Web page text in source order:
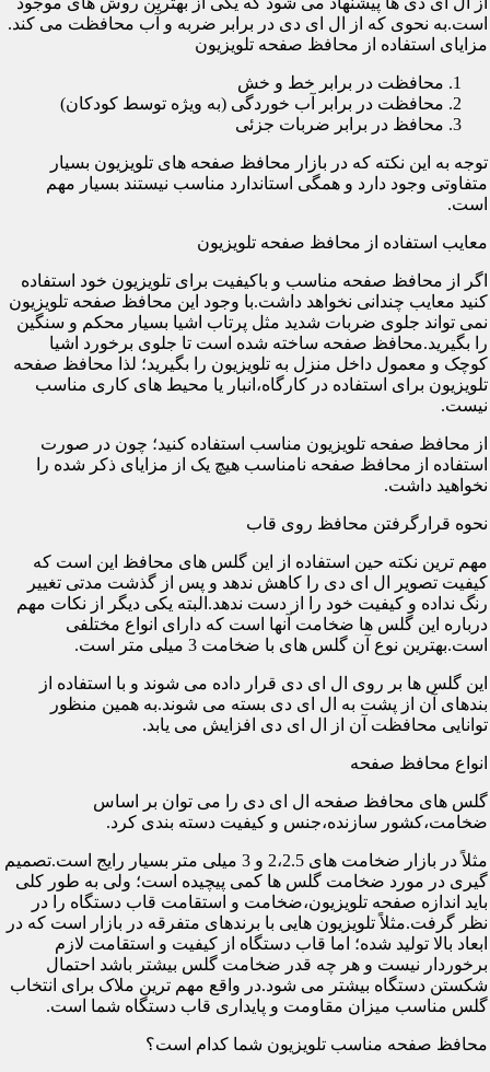
است.به نحوی که از ال ای دی در برابر ضربه و آب محافظت می کند.
مزایای استفاده از محافظ صفحه تلویزیون
محافظت در برابر خط و خش
محافظت در برابر آب خوردگی (به ویژه توسط کودکان)
محافظ در برابر ضربات جزئی
توجه به این نکته که در بازار محافظ صفحه های تلویزیون بسیار
متفاوتی وجود دارد و همگی استاندارد مناسب نیستند بسیار مهم
است.
معایب استفاده از محافظ صفحه تلویزیون
اگر از محافظ صفحه مناسب و باکیفیت برای تلویزیون خود استفاده
کنید معایب چندانی نخواهد داشت.با وجود این محافظ صفحه تلویزیون
نمی تواند جلوی ضربات شدید مثل پرتاب اشیا بسیار محکم و سنگین
را بگیرید.محافظ صفحه ساخته شده است تا جلوی برخورد اشیا
کوچک و معمول داخل منزل به تلویزیون را بگیرید؛ لذا محافظ صفحه
تلویزیون برای استفاده در کارگاه،انبار یا محیط های کاری مناسب
نیست.
از محافظ صفحه تلویزیون مناسب استفاده کنید؛ چون در صورت
استفاده از محافظ صفحه نامناسب هیچ یک از مزایای ذکر شده را
نخواهید داشت.
نحوه قرارگرفتن محافظ روی قاب
مهم ترین نکته حین استفاده از این گلس های محافظ این است که
کیفیت تصویر ال ای دی را کاهش ندهد و پس از گذشت مدتی تغییر
رنگ نداده و کیفیت خود را از دست ندهد.البته یکی دیگر از نکات مهم
درباره این گلس ها ضخامت آنها است که دارای انواع مختلفی
است.بهترین نوع آن گلس های با ضخامت 3 میلی متر است.
این گلس ها بر روی ال ای دی قرار داده می شوند و با استفاده از
بندهای آن از پشت به ال ای دی بسته می شوند.به همین منظور
توانایی محافظت آن از ال ای دی افزایش می یابد.
انواع محافظ صفحه
گلس های محافظ صفحه ال ای دی را می توان بر اساس
ضخامت،کشور سازنده،جنس و کیفیت دسته بندی کرد.
مثلاً در بازار ضخامت های 2،2.5 و 3 میلی متر بسیار رایج است.تصمیم
گیری در مورد ضخامت گلس ها کمی پیچیده است؛ ولی به طور کلی
باید اندازه صفحه تلویزیون،ضخامت و استقامت قاب دستگاه را در
نظر گرفت.مثلاً تلویزیون هایی با برندهای متفرقه در بازار است که در
ابعاد بالا تولید شده؛ اما قاب دستگاه از کیفیت و استقامت لازم
برخوردار نیست و هر چه قدر ضخامت گلس بیشتر باشد احتمال
شکستن دستگاه بیشتر می شود.در واقع مهم ترین ملاک برای انتخاب
گلس مناسب میزان مقاومت و پایداری قاب دستگاه شما است.
محافظ صفحه مناسب تلویزیون شما کدام است؟